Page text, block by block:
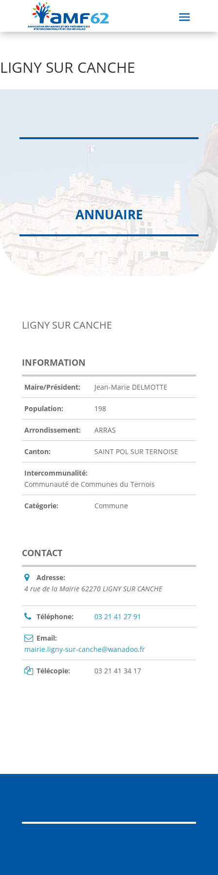
LIGNY SUR CANCHE
ANNUAIRE
LIGNY SUR CANCHE
INFORMATION
Maire/Président: Jean-Marie DELMOTTE
Population: 198
Arrondissement: ARRAS
Canton: SAINT POL SUR TERNOISE
Intercommunalité:
Communauté de Communes du Ternois
Catégorie: Commune
CONTACT
Adresse:
4 rue de la Mairie 62270 LIGNY SUR CANCHE
Téléphone: 03 21 41 27 91
Email:
mairie.ligny-sur-canche@wanadoo.fr
Télécopie: 03 21 41 34 17